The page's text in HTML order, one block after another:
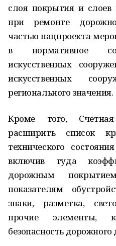
слоя покрытия и слоев
при ремонте
частью нацпроекта
в нормативное
искусственных
искусственных
регионального значения.
Кроме того,
расширить список
технического
включив туда
дорожным
показателям
знаки, разметка,
прочие элементы,
безопасность